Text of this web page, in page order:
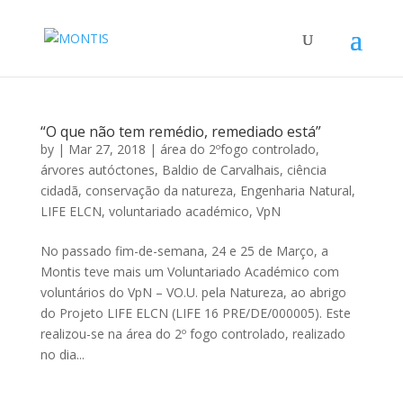
“O que não tem remédio, remediado está”
by | Mar 27, 2018 | área do 2ºfogo controlado,
árvores autóctones, Baldio de Carvalhais, ciência
cidadã, conservação da natureza, Engenharia Natural,
LIFE ELCN, voluntariado académico, VpN
No passado fim-de-semana, 24 e 25 de Março, a
Montis teve mais um Voluntariado Académico com
voluntários do VpN – VO.U. pela Natureza, ao abrigo
do Projeto LIFE ELCN (LIFE 16 PRE/DE/000005). Este
realizou-se na área do 2º fogo controlado, realizado
no dia...